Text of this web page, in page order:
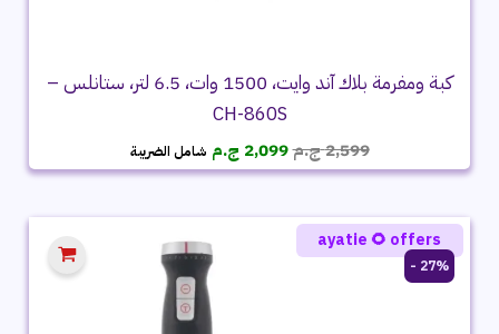
كبة ومفرمة بلاك آند وايت، 1500 وات، 6.5 لتر، ستانلس –
CH-860S
2,599ج.مالسعر
الأصلي
2,599 ج.م.
2,099 ج.م السعر
الحالي
2,099 ج.م.
شامل الضريبة
27% -
ayatie 🌻 offers